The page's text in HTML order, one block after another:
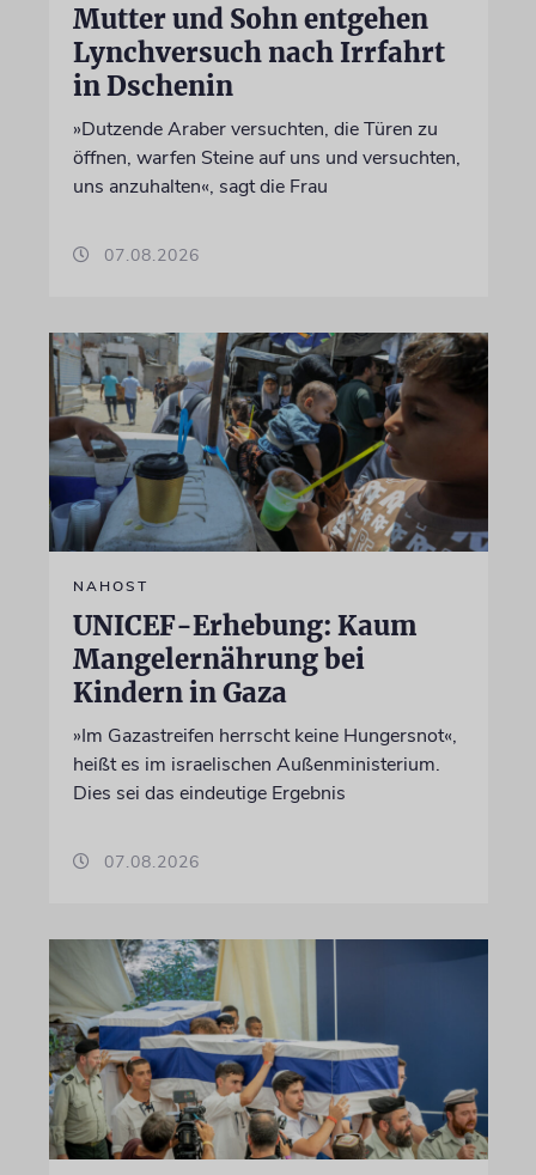
Mutter und Sohn entgehen
Lynchversuch nach Irrfahrt
in Dschenin
»Dutzende Araber versuchten, die Türen zu
öffnen, warfen Steine auf uns und versuchten,
uns anzuhalten«, sagt die Frau
07.08.2026
NAHOST
UNICEF-Erhebung: Kaum
Mangelernährung bei
Kindern in Gaza
»Im Gazastreifen herrscht keine Hungersnot«,
heißt es im israelischen Außenministerium.
Dies sei das eindeutige Ergebnis
07.08.2026